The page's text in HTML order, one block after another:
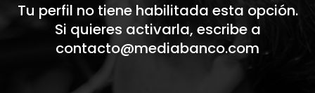
Tu perfil no tiene habilitada esta opción.
Si quieres activarla, escribe a
contacto@mediabanco.com